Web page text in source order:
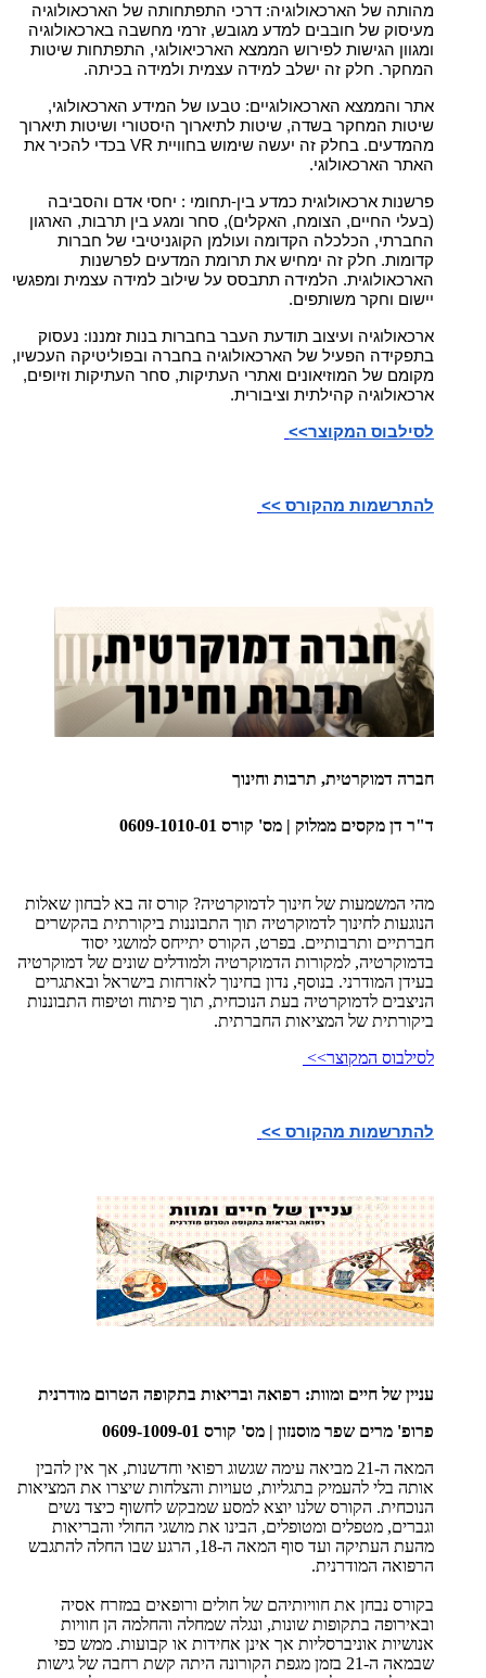
מהותה של הארכאולוגיה: דרכי התפתחותה של הארכאולוגיה
מעיסוק של חובבים למדע מגובש, זרמי מחשבה בארכאולוגיה
ומגוון הגישות לפירוש הממצא הארכיאולוגי, התפתחות שיטות
המחקר. חלק זה ישלב למידה עצמית ולמידה בכיתה.
אתר והממצא הארכאולוגיים: טבעו של המידע הארכאולוגי,
שיטות המחקר בשדה, שיטות לתיארוך היסטורי ושיטות תיארוך
מהמדעים. בחלק זה יעשה שימוש בחוויית VR בכדי להכיר את
האתר הארכאולוגי.
פרשנות ארכאולוגית כמדע בין-תחומי : יחסי אדם והסביבה
(בעלי החיים, הצומח, האקלים), סחר ומגע בין תרבות, הארגון
החברתי, הכלכלה הקדומה ועולמן הקוגניטיבי של חברות
קדומות. חלק זה ימחיש את תרומת המדעים לפרשנות
הארכאולוגית. הלמידה תתבסס על שילוב למידה עצמית ומפגשי
יישום וחקר משותפים.
ארכאולוגיה ועיצוב תודעת העבר בחברות בנות זמננו: נעסוק
בתפקידה הפעיל של הארכאולוגיה בחברה ובפוליטיקה העכשיו,
מקומם של המוזיאונים ואתרי העתיקות, סחר העתיקות וזיופים,
ארכאולוגיה קהילתית וציבורית.
לסילבוס המקוצר>>
להתרשמות מהקורס >>
חברה דמוקרטית, תרבות וחינוך
ד"ר דן מקסים ממלוק | מס' קורס 0609-1010-01
מהי המשמעות של חינוך לדמוקרטיה? קורס זה בא לבחון שאלות
הנוגעות לחינוך לדמוקרטיה תוך התבוננות ביקורתית בהקשרים
חברתיים ותרבותיים. בפרט, הקורס יתייחס למושגי יסוד
בדמוקרטיה, למקורות הדמוקרטיה ולמודלים שונים של דמוקרטיה
בעידן המודרני. בנוסף, נדון בחינוך לאזרחות בישראל ובאתגרים
הניצבים לדמוקרטיה בעת הנוכחית, תוך פיתוח וטיפוח התבוננות
ביקורתית של המציאות החברתית.
לסילבוס המקוצר>>
להתרשמות מהקורס >>
עניין של חיים ומוות: רפואה ובריאות בתקופה הטרום מודרנית
פרופ' מרים שפר מוסנזון | מס' קורס 0609-1009-01
המאה ה-21 מביאה עימה שגשוג רפואי וחדשנות, אך אין להבין
אותה בלי להעמיק בתגליות, טעויות והצלחות שיצרו את המציאות
הנוכחית. הקורס שלנו יוצא למסע שמבקש לחשוף כיצד נשים
וגברים, מטפלים ומטופלים, הבינו את מושגי החולי והבריאות
מהעת העתיקה ועד סוף המאה ה-18, הרגע שבו החלה להתגבש
הרפואה המודרנית.
בקורס נבחן את חוויותיהם של חולים ורופאים במזרח אסיה
ובאירופה בתקופות שונות, ונגלה שמחלה והחלמה הן חוויות
אנושיות אוניברסליות אך אינן אחידות או קבועות. ממש כפי
שבמאה ה-21 בזמן מגפת הקורונה היתה קשת רחבה של גישות